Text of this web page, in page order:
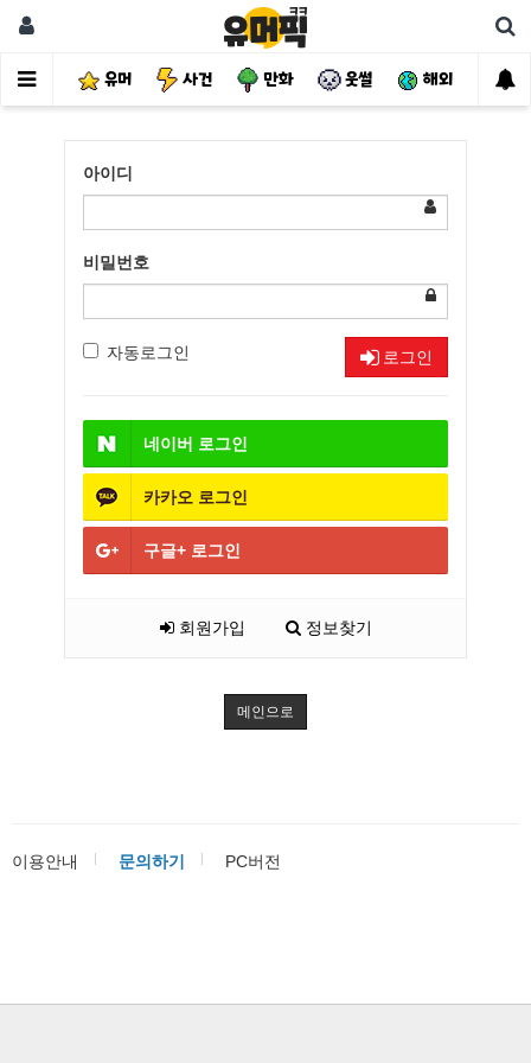
유머 사건 만화 웃썰 해외 핫
아이디
비밀번호
자동로그인 로그인
네이버 로그인
카카오 로그인
구글+ 로그인
회원가입 정보찾기
메인으로
이용안내 문의하기 PC버전